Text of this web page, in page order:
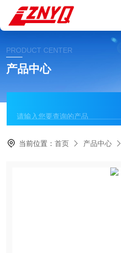
PRODUCT CENTER
产品中心
当前位置：首页 产品中心